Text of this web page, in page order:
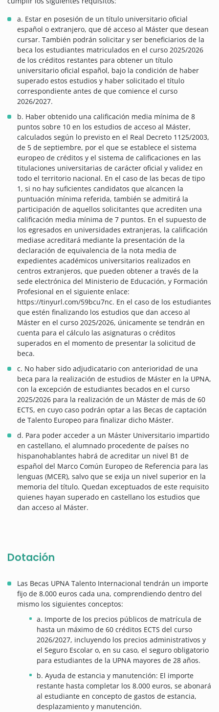
a. Estar en posesión de un título universitario oficial
español o extranjero, que dé acceso al Máster que desean
cursar. También podrán solicitar y ser beneficiarios de la
beca los estudiantes matriculados en el curso 2025/2026
de los créditos restantes para obtener un título
universitario oficial español, bajo la condición de haber
superado estos estudios y haber solicitado el título
correspondiente antes de que comience el curso
2026/2027.
b. Haber obtenido una calificación media mínima de 8
puntos sobre 10 en los estudios de acceso al Máster,
calculados según lo previsto en el Real Decreto 1125/2003,
de 5 de septiembre, por el que se establece el sistema
europeo de créditos y el sistema de calificaciones en las
titulaciones universitarias de carácter oficial y validez en
todo el territorio nacional. En el caso de las becas de tipo
1, si no hay suficientes candidatos que alcancen la
puntuación mínima referida, también se admitirá la
participación de aquellos solicitantes que acrediten una
calificación media mínima de 7 puntos. En el supuesto de
los egresados en universidades extranjeras, la calificación
mediase acreditará mediante la presentación de la
declaración de equivalencia de la nota media de
expedientes académicos universitarios realizados en
centros extranjeros, que pueden obtener a través de la
sede electrónica del Ministerio de Educación, y Formación
Profesional en el siguiente enlace:
https://tinyurl.com/59bcu7nc. En el caso de los estudiantes
que estén finalizando los estudios que dan acceso al
Máster en el curso 2025/2026, únicamente se tendrán en
cuenta para el cálculo las asignaturas o créditos
superados en el momento de presentar la solicitud de
beca.
c. No haber sido adjudicatario con anterioridad de una
beca para la realización de estudios de Máster en la UPNA,
con la excepción de estudiantes becados en el curso
2025/2026 para la realización de un Máster de más de 60
ECTS, en cuyo caso podrán optar a las Becas de captación
de Talento Europeo para finalizar dicho Máster.
d. Para poder acceder a un Máster Universitario impartido
en castellano, el alumnado procedente de países no
hispanohablantes habrá de acreditar un nivel B1 de
español del Marco Común Europeo de Referencia para las
lenguas (MCER), salvo que se exija un nivel superior en la
memoria del título. Quedan exceptuados de este requisito
quienes hayan superado en castellano los estudios que
dan acceso al Máster.
Dotación
Las Becas UPNA Talento Internacional tendrán un importe
fijo de 8.000 euros cada una, comprendiendo dentro del
mismo los siguientes conceptos:
a. Importe de los precios públicos de matrícula de
hasta un máximo de 60 créditos ECTS del curso
2026/2027, incluyendo los precios administrativos y
el Seguro Escolar o, en su caso, el seguro obligatorio
para estudiantes de la UPNA mayores de 28 años.
b. Ayuda de estancia y manutención: El importe
restante hasta completar los 8.000 euros, se abonará
al estudiante en concepto de gastos de estancia,
desplazamiento y manutención.